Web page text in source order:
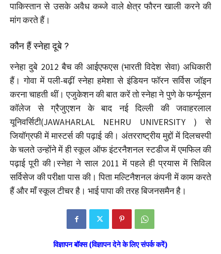
पाकिस्तान से उसके अवैध कब्जे वाले क्षेत्र फौरन खाली करने की
मांग करते हैं।
कौन हैं स्नेहा दूबे ?
स्नेहा दुबे 2012 बैच की आईएफएस (भारती विदेश सेवा) अधिकारी
हैं। गोवा में पली-बढ़ीं स्नेहा हमेशा से इंडियन फॉरन सर्विस जॉइन
करना चाहती थीं। एजुकेशन की बात करें तो स्नेहा ने पुणे के फर्ग्यूसन
कॉलेज से ग्रैजुएशन के बाद नई दिल्ली की जवाहरलाल
यूनिवर्सिटी(JAWAHARLAL NEHRU UNIVERSITY ) से
जियॉग्रफी में मास्टर्स की पढ़ाई की। अंतरराष्ट्रीय मुद्दों में दिलचस्पी
के चलते उन्होंने में ही स्कूल ऑफ इंटरनैशनल स्टडीज में एमफिल की
पढ़ाई पूरी की।स्नेहा ने साल 2011 में पहले ही प्रयास में सिविल
सर्विसेज की परीक्षा पास की। पिता मल्टिनैशनल कंपनी में काम करते
हैं और माँ स्कूल टीचर है। भाई पापा की तरह बिजनसमैन है।
विज्ञापन बॉक्स (विज्ञापन देने के लिए संपर्क करें)